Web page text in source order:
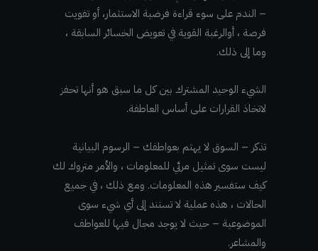
– الندم على سوء قراءة فرضية الاستثمار، أو تفويت
فرصة ، أوالرغبة القوية في تعويض الخسائر السابقة ،
وما إلى ذلك.
الشيء الوحيد المشترك بين كل ما سبق هو أنها تحفز
لاتخاذ القرارات على أساس العاطفة.
تذكر – السوق لا يهتم بعواطفك – الرسوم البيانية
ليست سوى تمثيل مرئي للمعلومات ، والأمر متروك لك
كيف ستفسير هذه المعلومات. ومع ذلك ، في جميع
الحالات ، هذه عملية لا تستند إلى أي شيء سوى
الموضوعية – حيث لا يوجد مجال فيها للعواطف
والمشاعر.